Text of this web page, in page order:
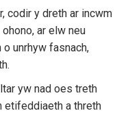
codir y dreth ar incwm
ar elw neu
unrhyw fasnach,
yw nad oes treth
etifeddiaeth a threth